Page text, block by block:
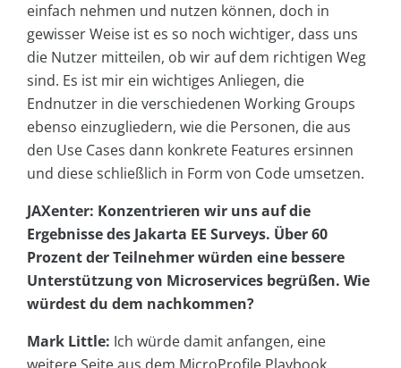
einfach nehmen und nutzen können, doch in
gewisser Weise ist es so noch wichtiger, dass uns
die Nutzer mitteilen, ob wir auf dem richtigen Weg
sind. Es ist mir ein wichtiges Anliegen, die
Endnutzer in die verschiedenen Working Groups
ebenso einzugliedern, wie die Personen, die aus
den Use Cases dann konkrete Features ersinnen
und diese schließlich in Form von Code umsetzen.
JAXenter: Konzentrieren wir uns auf die
Ergebnisse des Jakarta EE Surveys. Über 60
Prozent der Teilnehmer würden eine bessere
Unterstützung von Microservices begrüßen. Wie
würdest du dem nachkommen?
Mark Little: Ich würde damit anfangen, eine